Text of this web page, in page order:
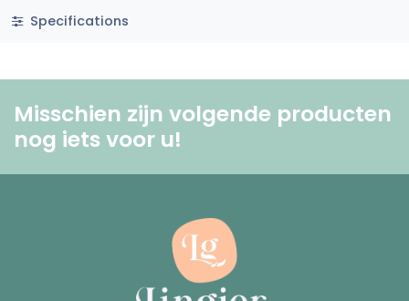
Specifications
Misschien zijn volgende producten
nog iets voor u! ​